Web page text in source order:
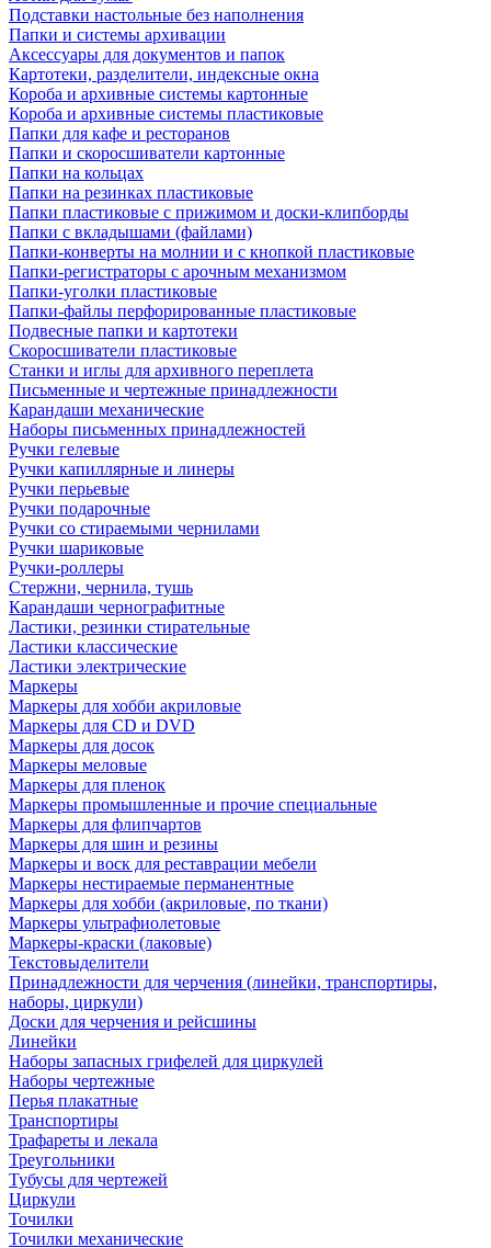
Подставки настольные без наполнения
Папки и системы архивации
Аксессуары для документов и папок
Картотеки, разделители, индексные окна
Короба и архивные системы картонные
Короба и архивные системы пластиковые
Папки для кафе и ресторанов
Папки и скоросшиватели картонные
Папки на кольцах
Папки на резинках пластиковые
Папки пластиковые с прижимом и доски-клипборды
Папки с вкладышами (файлами)
Папки-конверты на молнии и с кнопкой пластиковые
Папки-регистраторы с арочным механизмом
Папки-уголки пластиковые
Папки-файлы перфорированные пластиковые
Подвесные папки и картотеки
Скоросшиватели пластиковые
Станки и иглы для архивного переплета
Письменные и чертежные принадлежности
Карандаши механические
Наборы письменных принадлежностей
Ручки гелевые
Ручки капиллярные и линеры
Ручки перьевые
Ручки подарочные
Ручки со стираемыми чернилами
Ручки шариковые
Ручки-роллеры
Стержни, чернила, тушь
Карандаши чернографитные
Ластики, резинки стирательные
Ластики классические
Ластики электрические
Маркеры
Маркеры для хобби акриловые
Маркеры для CD и DVD
Маркеры для досок
Маркеры меловые
Маркеры для пленок
Маркеры промышленные и прочие специальные
Маркеры для флипчартов
Маркеры для шин и резины
Маркеры и воск для реставрации мебели
Маркеры нестираемые перманентные
Маркеры для хобби (акриловые, по ткани)
Маркеры ультрафиолетовые
Маркеры-краски (лаковые)
Текстовыделители
Принадлежности для черчения (линейки, транспортиры,
наборы, циркули)
Доски для черчения и рейсшины
Линейки
Наборы запасных грифелей для циркулей
Наборы чертежные
Перья плакатные
Транспортиры
Трафареты и лекала
Треугольники
Тубусы для чертежей
Циркули
Точилки
Точилки механические